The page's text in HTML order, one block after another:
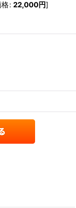
: 22,000円]